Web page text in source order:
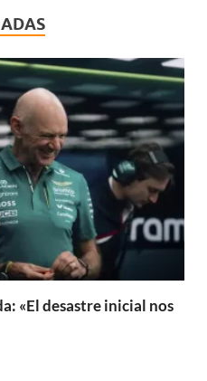
«El desastre inicial nos